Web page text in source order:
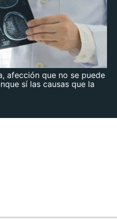
afección que no se puede
sí las causas que la